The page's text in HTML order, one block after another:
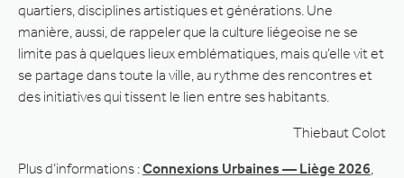
quartiers, disciplines artistiques et générations. Une
manière, aussi, de rappeler que la culture liégeoise ne se
limite pas à quelques lieux emblématiques, mais qu’elle vit et
se partage dans toute la ville, au rythme des rencontres et
des initiatives qui tissent le lien entre ses habitants.
Thiebaut Colot
Plus d’informations :Connexions Urbaines — Liège 2026